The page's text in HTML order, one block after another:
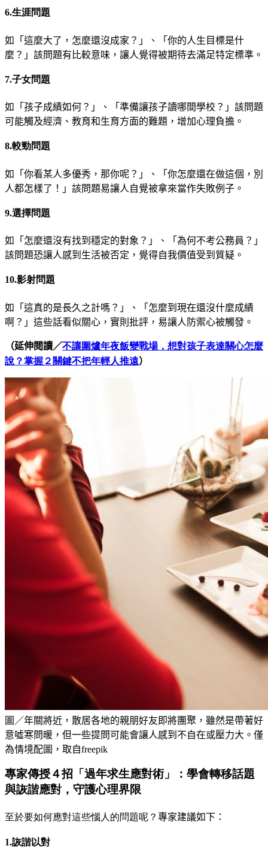
6.生涯問題
如「這麼大了，怎麼還沒成家？」、「你的人生目標是什
麼？」該問題有比較意味，讓人覺得被期待去滿足特定標準。
7.子女問題
如「孩子成績如何？」、「準備讓孩子讀哪間學校？」 該問題
可能觸及經濟、教育和生育方面的難題，增加心理負擔。
8.較勁問題
如「你看某人多優秀，那你呢？」、「你怎麼還在做這個，別
人都怎樣了！」該問題易讓人自覺被拿來當作失敗例子。
9.選擇問題
如「怎麼還沒有找到穩定的對象？」、「為何不考公務員？」
該問題恐讓人感到生活被否定，覺得自我價值受到質疑。
10.影射問題
如「這真的是長久之計嗎？」、「怎麼到現在還沒什麼成績
啊？」 這些話看似關心，實則批評，易讓人防禦心被觸發 。
（延伸閱讀／不讓圍爐年夜飯變戰場，想對孩子表達關心怎麼
說？掌握２關鍵不把年輕人推遠）
圖／年關將近，散居各地的親朋好友即將團聚，雖然是帶著好
意噓寒問暖，但一些提問可能會讓人感到不自在或壓力大。僅
為情境配圖，取自freepik
專家傳授４招「過年求生應對術」：學會轉移話題
與詼諧應對，守護心理界限
至於要如何應對這些惱人的問題呢？ 專家建議如下：
1.詼諧以對